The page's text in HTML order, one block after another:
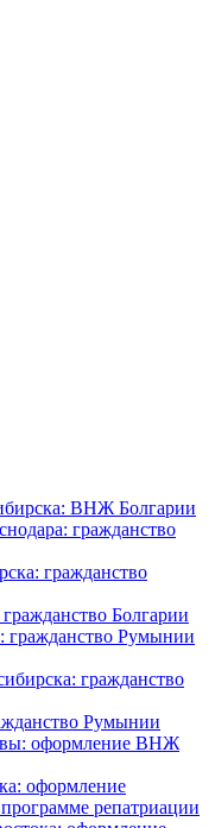
ВНЖ Болгарии
гражданство
гражданство
Болгарии
Румынии
гражданство
Румынии
оформление ВНЖ
оформление
репатриации